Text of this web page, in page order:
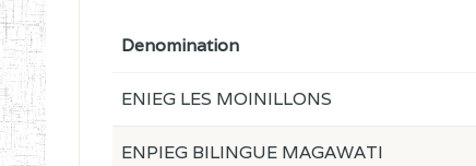
Denomination
ENIEG LES MOINILLONS
ENPIEG BILINGUE MAGAWATI